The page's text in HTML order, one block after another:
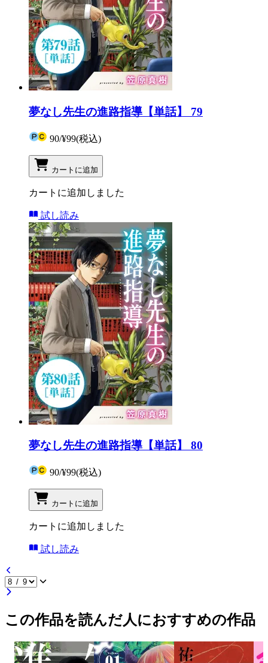
夢なし先生の進路指導【単話】 79
90/¥99(税込)
カートに追加
カートに追加しました
試し読み
夢なし先生の進路指導【単話】 80
90/¥99(税込)
カートに追加
カートに追加しました
試し読み
この作品を読んだ人におすすめの作品